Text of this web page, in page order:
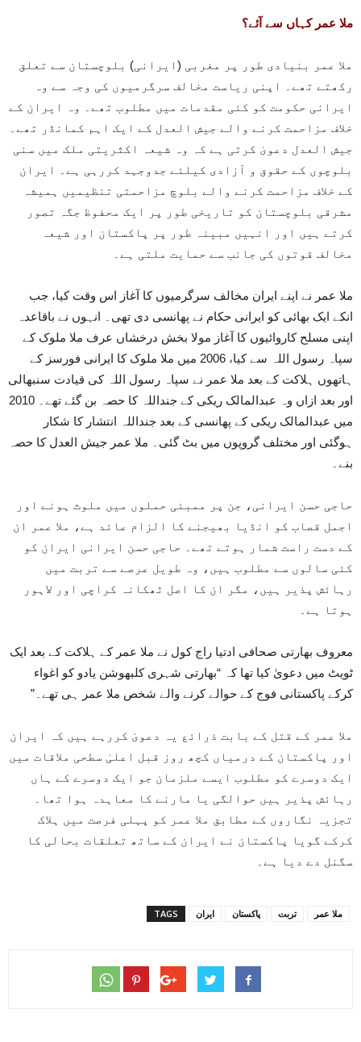
ملا عمر کہاں سے آئے؟
ملا عمر بنیادی طور پر مغربی (ایرانی) بلوچستان سے تعلق
رکھتے تھے۔ اپنی ریاست مخالف سرگرمیوں کی وجہ سے وہ
ایرانی حکومت کو کئی مقدمات میں مطلوب تھے۔ وہ ایران کے
خلاف مزاحمت کرنے والے جیش العدل کے ایک اہم کمانڈر تھے۔
جیش العدل دعویٰ کرتی ہے کہ وہ شیعہ اکثریتی ملک میں سنی
بلوچوں کے حقوق و آزادی کیلئے جدوجہد کررہی ہے۔ ایران
کے خلاف مزاحمت کرنے والے بلوچ مزاحمتی تنظیمیں ہمیشہ
مشرقی بلوچستان کو تاریخی طور پر ایک محفوظ جگہ تصور
کرتے ہیں اور انہیں مبینہ طور پر پاکستان اور شیعہ
مخالف قوتوں کی جانب سے حمایت ملتی ہے۔
ملا عمر نے اپنے ایران مخالف سرگرمیوں کا آغاز اس وقت کیا، جب
انکے ایک بھائی کو ایرانی حکام نے پھانسی دی تھی۔ انہوں نے باقاعدہ
اپنی مسلح کاروائیوں کا آغاز مولا بخش درخشاں عرف ملا ملوک کے
سپاہ رسول اللہ سے کیا، 2006 میں ملا ملوک کا ایرانی فورسز کے
ہاتھوں ہلاکت کے بعد ملا عمر نے سپاہ رسول اللہ کی قیادت سنبھالی
اور بعد ازاں وہ عبدالمالک ریکی کے جنداللہ کا حصہ بن گئے تھے۔ 2010
میں عبدالمالک ریکی کے پھانسی کے بعد جنداللہ انتشار کا شکار
ہوگئی اور مختلف گروپوں میں بٹ گئی۔ ملا عمر جیش العدل کا حصہ
بنے۔
حاجی حسن ایرانی، جن پر ممبئی حملوں میں ملوث ہونے اور
اجمل قصاب کو انڈیا بھیجنے کا الزام عائد ہے، ملا عمر ان
کے دست راست شمار ہوتے تھے۔ حاجی حسن ایرانی ایران کو
کئی سالوں سے مطلوب ہیں، وہ طویل عرصے سے تربت میں
رہائش پذیر ہیں، مگر ان کا اصل ٹھکانہ کراچی اور لاہور
ہوتا ہے۔
معروف بھارتی صحافی ادتیا راج کول نے ملا عمر کے ہلاکت کے بعد ایک
ٹویٹ میں دعویٰ کیا تھا کہ “بھارتی شہری کلبھوشن یادو کو اغواء
کرکے پاکستانی فوج کے حوالے کرنے والے شخص ملا عمر ہی تھے۔”
ملا عمر کے قتل کے بابت ذرائع یہ دعویٰ کررہے ہیں کہ ایران
اور پاکستان کے درمیاں کچھ روز قبل اعلیٰ سطحی ملاقات میں
ایک دوسرے کو مطلوب ایسے ملزمان جو ایک دوسرے کے ہاں
رہائش پذیر ہیں حوالگی یا مارنے کا معاہدہ ہوا تھا۔
تجزیہ نگاروں کے مطابق ملا عمر کو پہلی فرصت میں ہلاک
کرکے گویا پاکستان نے ایران کے ساتھ تعلقات بحالی کا
سگنل دے دیا ہے۔
TAGS ایران پاکستان تربت ملا عمر